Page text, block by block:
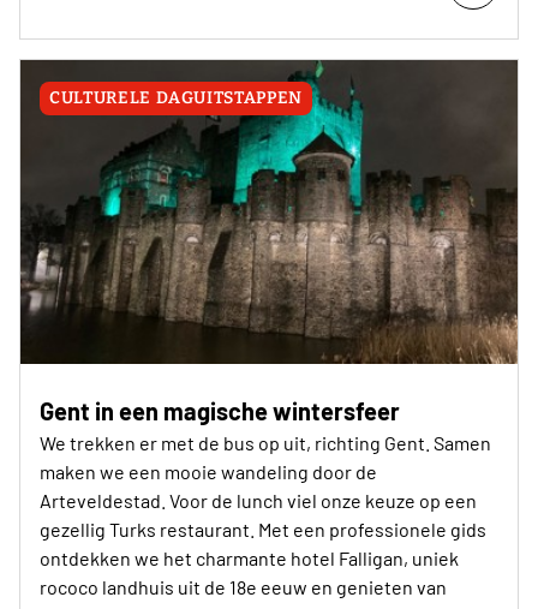
CULTURELE DAGUITSTAPPEN
Gent in een magische wintersfeer
We trekken er met de bus op uit, richting Gent. Samen
maken we een mooie wandeling door de
Arteveldestad. Voor de lunch viel onze keuze op een
gezellig Turks restaurant. Met een professionele gids
ontdekken we het charmante hotel Falligan, uniek
rococo landhuis uit de 18e eeuw en genieten van